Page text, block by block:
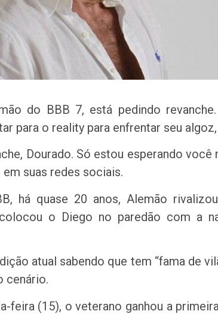
do BBB 7, está pedindo
para o reality para enfrentar seu
Dourado. Só estou esperando
suas redes sociais.
há quase 20 anos, Alemão
o Diego no paredão com a
atual sabendo que tem “fama de
cenário.
feira (15), o veterano ganhou a